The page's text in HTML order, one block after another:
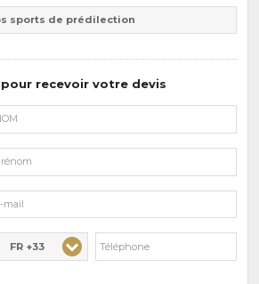
sports de prédilection
recevoir votre devis
FR +33